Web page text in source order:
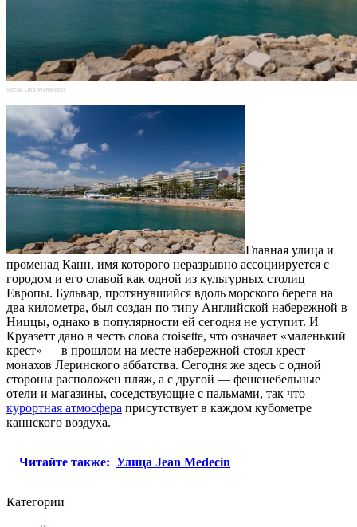
Social Like WordPress
Главная улица и
променад Канн, имя которого неразрывно ассоциируется с
городом и его славой как одной из культурных столиц
Европы. Бульвар, протянувшийся вдоль морского берега на
два километра, был создан по типу Английской набережной в
Ниццы, однако в популярности ей сегодня не уступит. И
Круазетт дано в честь слова croisette, что означает «маленький
крест» — в прошлом на месте набережной стоял крест
монахов Леринского аббатства. Сегодня же здесь с одной
стороны расположен пляж, а с другой — фешенебельные
отели и магазины, соседствующие с пальмами, так что
курортная атмосфера присутствует в каждом кубометре
каннского воздуха.
Читайте также: Улица Jean Medecin
Категории